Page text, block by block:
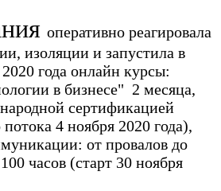
оперативно реагировала
изоляции и запустила в
года онлайн курсы:
в бизнесе" 2 месяца,
сертификацией
4 ноября 2020 года),
от провалов до
часов (старт 30 ноября